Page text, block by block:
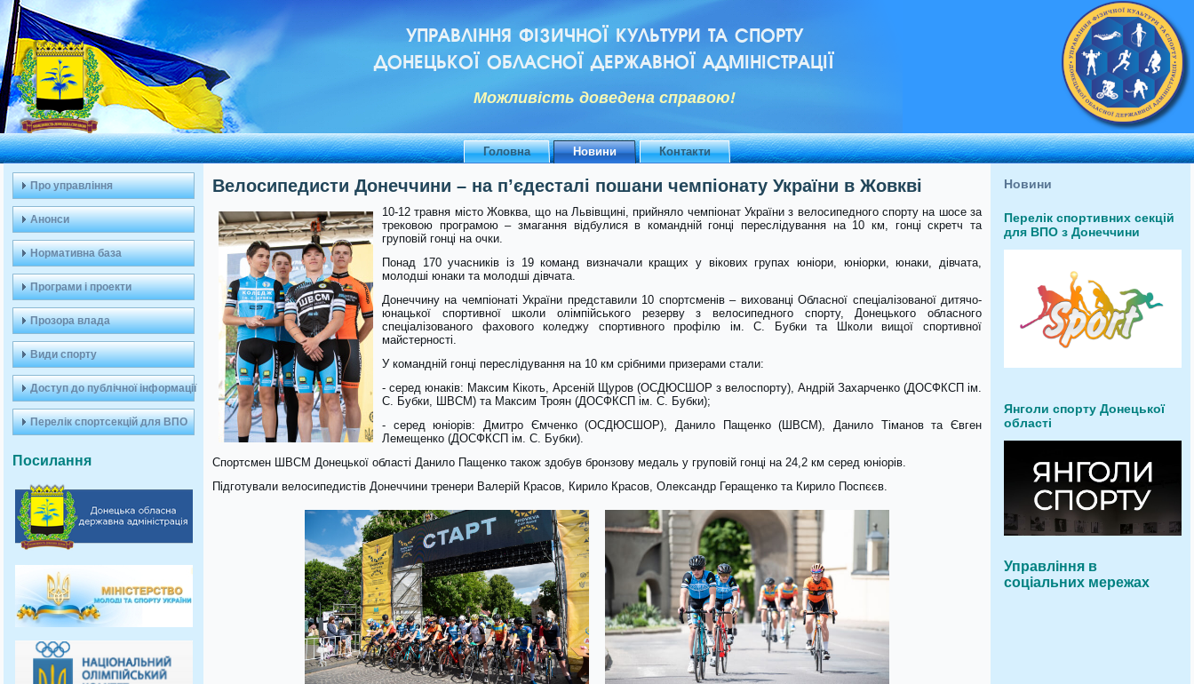
УПРАВЛІННЯ ФІЗИЧНОЇ КУЛЬТУРИ ТА СПОРТУ
ДОНЕЦЬКОЇ ОБЛАСНОЇ ДЕРЖАВНОЇ АДМІНІСТРАЦІЇ
Можливiсть доведена справою!
Головна Новини Контакти
Про управління
Анонси
Нормативна база
Програми і проекти
Прозора влада
Види спорту
Доступ до публічної інформації
Перелік спортсекцій для ВПО
Посилання
Велосипедисти Донеччини – на п’єдесталі пошани чемпіонату України в Жовкві
10-12 травня місто Жовква, що на Львівщині, прийняло чемпіонат України з велосипедного спорту на шосе за
трековою програмою – змагання відбулися в командній гонці переслідування на 10 км, гонці скретч та
груповій гонці на очки.
Понад 170 учасників із 19 команд визначали кращих у вікових групах юніори, юніорки, юнаки, дівчата,
молодші юнаки та молодші дівчата.
Донеччину на чемпіонаті України представили 10 спортсменів – вихованці Обласної спеціалізованої дитячо-
юнацької спортивної школи олімпійського резерву з велосипедного спорту, Донецького обласного
спеціалізованого фахового коледжу спортивного профілю ім. С. Бубки та Школи вищої спортивної
майстерності.
У командній гонці переслідування на 10 км срібними призерами стали:
- серед юнаків: Максим Кікоть, Арсеній Щуров (ОСДЮСШОР з велоспорту), Андрій Захарченко (ДОСФКСП ім.
С. Бубки, ШВСМ) та Максим Троян (ДОСФКСП ім. С. Бубки);
- серед юніорів: Дмитро Ємченко (ОСДЮСШОР), Данило Пащенко (ШВСМ), Данило Тіманов та Євген
Лемещенко (ДОСФКСП ім. С. Бубки).
Спортсмен ШВСМ Донецької області Данило Пащенко також здобув бронзову медаль у груповій гонці на 24,2 км серед юніорів.
Підготували велосипедистів Донеччини тренери Валерій Красов, Кирило Красов, Олександр Геращенко та Кирило Поспєєв.
Новини
Перелік спортивних секцій
для ВПО з Донеччини
Янголи спорту Донецької
області
Управління в
соціальних мережах